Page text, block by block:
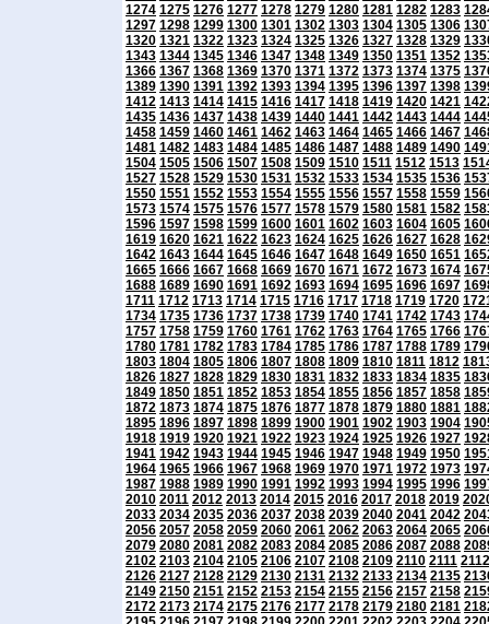
1274 1275 1276 1277 1278 1279 1280 1281 1282 1283
1297 1298 1299 1300 1301 1302 1303 1304 1305 1306
1320 1321 1322 1323 1324 1325 1326 1327 1328 1329
1343 1344 1345 1346 1347 1348 1349 1350 1351 1352
1366 1367 1368 1369 1370 1371 1372 1373 1374 1375
1389 1390 1391 1392 1393 1394 1395 1396 1397 1398
1412 1413 1414 1415 1416 1417 1418 1419 1420 1421
1435 1436 1437 1438 1439 1440 1441 1442 1443 1444
1458 1459 1460 1461 1462 1463 1464 1465 1466 1467
1481 1482 1483 1484 1485 1486 1487 1488 1489 1490
1504 1505 1506 1507 1508 1509 1510 1511 1512 1513
1527 1528 1529 1530 1531 1532 1533 1534 1535 1536
1550 1551 1552 1553 1554 1555 1556 1557 1558 1559
1573 1574 1575 1576 1577 1578 1579 1580 1581 1582
1596 1597 1598 1599 1600 1601 1602 1603 1604 1605
1619 1620 1621 1622 1623 1624 1625 1626 1627 1628
1642 1643 1644 1645 1646 1647 1648 1649 1650 1651
1665 1666 1667 1668 1669 1670 1671 1672 1673 1674
1688 1689 1690 1691 1692 1693 1694 1695 1696 1697
1711 1712 1713 1714 1715 1716 1717 1718 1719 1720
1734 1735 1736 1737 1738 1739 1740 1741 1742 1743
1757 1758 1759 1760 1761 1762 1763 1764 1765 1766
1780 1781 1782 1783 1784 1785 1786 1787 1788 1789
1803 1804 1805 1806 1807 1808 1809 1810 1811 1812
1826 1827 1828 1829 1830 1831 1832 1833 1834 1835
1849 1850 1851 1852 1853 1854 1855 1856 1857 1858
1872 1873 1874 1875 1876 1877 1878 1879 1880 1881
1895 1896 1897 1898 1899 1900 1901 1902 1903 1904
1918 1919 1920 1921 1922 1923 1924 1925 1926 1927
1941 1942 1943 1944 1945 1946 1947 1948 1949 1950
1964 1965 1966 1967 1968 1969 1970 1971 1972 1973
1987 1988 1989 1990 1991 1992 1993 1994 1995 1996
2010 2011 2012 2013 2014 2015 2016 2017 2018 2019
2033 2034 2035 2036 2037 2038 2039 2040 2041 2042
2056 2057 2058 2059 2060 2061 2062 2063 2064 2065
2079 2080 2081 2082 2083 2084 2085 2086 2087 2088
2102 2103 2104 2105 2106 2107 2108 2109 2110 2111 2112
2126 2127 2128 2129 2130 2131 2132 2133 2134 2135
2149 2150 2151 2152 2153 2154 2155 2156 2157 2158
2172 2173 2174 2175 2176 2177 2178 2179 2180 2181